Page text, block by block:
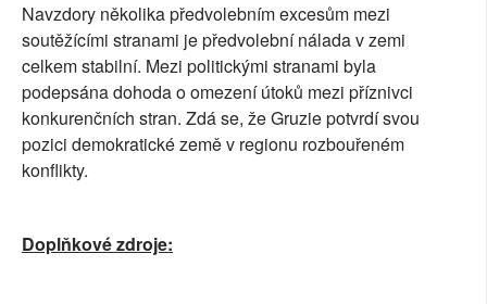
Navzdory několika předvolebním excesům mezi
soutěžícími stranami je předvolební nálada v zemi
celkem stabilní. Mezi politickými stranami byla
podepsána dohoda o omezení útoků mezi příznivci
konkurenčních stran. Zdá se, že Gruzie potvrdí svou
pozici demokratické země v regionu rozbouřeném
konflikty.
Doplňkové zdroje: